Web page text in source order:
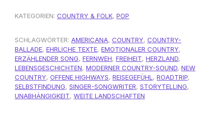
KATEGORIEN: COUNTRY & FOLK, POP
SCHLAGWÖRTER: AMERICANA, COUNTRY, COUNTRY-
BALLADE, EHRLICHE TEXTE, EMOTIONALER COUNTRY,
ERZÄHLENDER SONG, FERNWEH, FREIHEIT, HERZLAND,
LEBENSGESCHICHTEN, MODERNER COUNTRY-SOUND, NEW
COUNTRY, OFFENE HIGHWAYS, REISEGEFÜHL , ROADTRIP,
SELBSTFINDUNG, SINGER-SONGWRITER, STORYTELLING,
UNABHÄNGIGKEIT, WEITE LANDSCHAFTEN